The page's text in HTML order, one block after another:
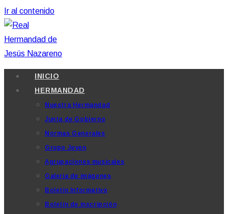
Ir al contenido
INICIO
HERMANDAD
Nuestra Hermandad
Junta de Gobierno
Normas Generales
Grupo Joven
Agrupaciones musicales
Galería de imágenes
Boletín Informativo
Boletín de inscripción